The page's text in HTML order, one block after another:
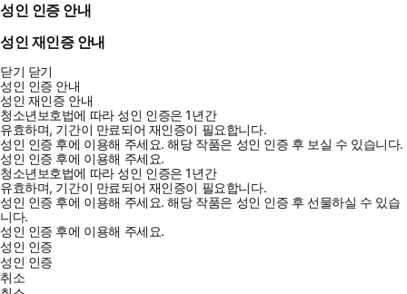
성인 인증 안내
성인 재인증 안내
닫기 닫기
성인 인증 안내
성인 재인증 안내
청소년보호법에 따라 성인 인증은 1년간
유효하며, 기간이 만료되어 재인증이 필요합니다.
성인 인증 후에 이용해 주세요.해당 작품은 성인 인증 후 보실 수 있습니다.
성인 인증 후에 이용해 주세요.
청소년보호법에 따라 성인 인증은 1년간
유효하며, 기간이 만료되어 재인증이 필요합니다.
성인 인증 후에 이용해 주세요.해당 작품은 성인 인증 후 선물하실 수 있습
니다.
성인 인증 후에 이용해 주세요.
성인 인증
성인 인증
취소